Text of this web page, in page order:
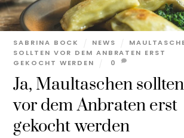
Ja, Maultaschen sollten
vor dem Anbraten erst
gekocht werden
SABRINA BOCK NEWS
SOLLTEN VOR DEM ANBRATEN ERST
GEKOCHT WERDEN
0